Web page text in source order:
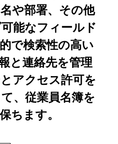
や部署、その他
能なフィールド
で検索性の高い
と連絡先を管理
アクセス許可を
、従業員名簿を
ちます。